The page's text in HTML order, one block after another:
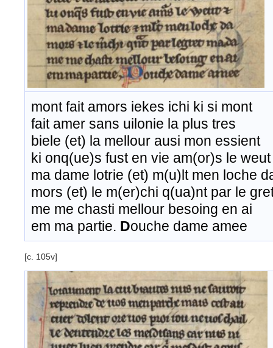
mont fait amors iekes ichi ki si mont
fait amer sans uilonie la plus tres
biele (et) la mellour ausi mon essient
ki onq(ue)s fust en vie am(or)s le
ma dame lotrie (et) m(u)lt men loche
mors (et) le m(er)chi q(ua)nt par le
me me chasti mellour besoing en ai
em ma partie. Douche dame amee
[c. 105v]